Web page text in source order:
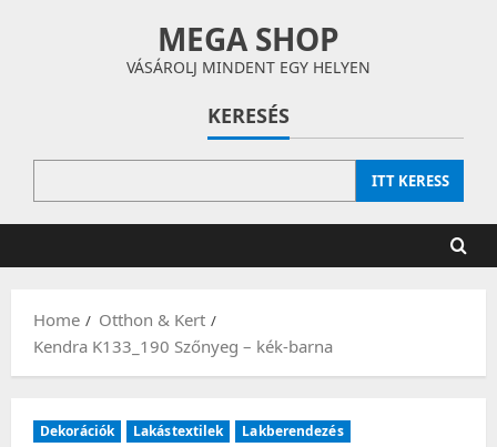
MEGA SHOP
VÁSÁROLJ MINDENT EGY HELYEN
KERESÉS
ITT KERESS
Home
Otthon & Kert
Kendra K133_190 Szőnyeg – kék-barna
Dekorációk Lakástextilek
Lakberendezés